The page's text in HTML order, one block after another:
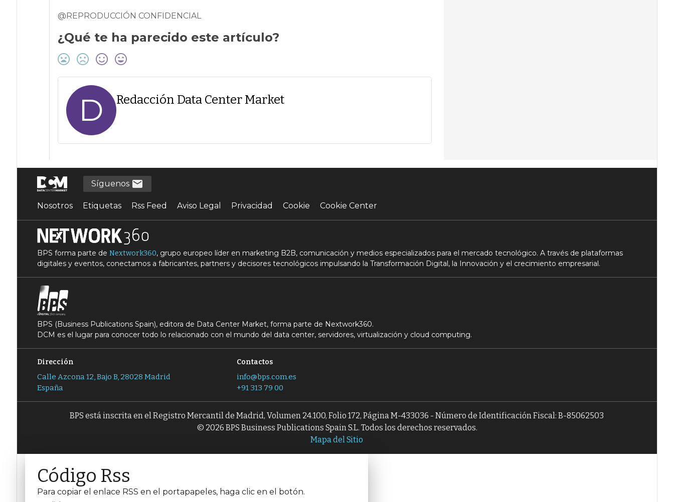
@REPRODUCCIÓN CONFIDENCIAL
¿Qué te ha parecido este artículo?
D Redacción Data Center Market
Síguenos
Nosotros Etiquetas Rss Feed Aviso Legal Privacidad Cookie Cookie Center
BPS forma parte de Nextwork360, grupo europeo líder en marketing B2B, comunicación y medios especializados para el mercado tecnológico. A través de plataformas
digitales y eventos, conectamos a fabricantes, partners y decisores tecnológicos impulsando la Transformación Digital, la Innovación y el crecimiento empresarial.
BPS (Business Publications Spain), editora de Data Center Market, forma parte de Nextwork360.
DCM es el lugar para conocer todo lo relacionado con el mundo del data center, servidores, virtualización y cloud computing.
Dirección
Calle Azcona 12, Bajo B, 28028 Madrid
España
Contactos
info@bps.com.es
+91 313 79 00
BPS está inscrita en el Registro Mercantil de Madrid, Volumen 24.100, Folio 172, Página M-433036 - Número de Identificación Fiscal: B-85062503
© 2026 BPS Business Publications Spain S.L. Todos los derechos reservados.
Mapa del Sitio
Código Rss
Para copiar el enlace RSS en el portapapeles, haga clic en el botón.